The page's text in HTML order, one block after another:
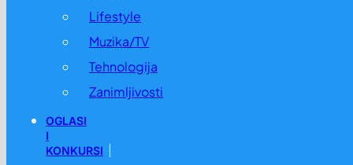
Lifestyle
Muzika/TV
Tehnologija
Zanimljivosti
OGLASI
I
KONKURSI